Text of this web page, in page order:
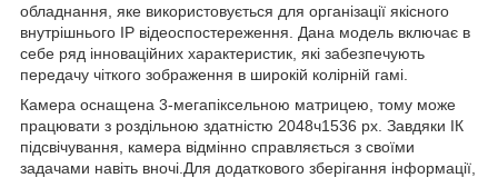
обладнання, яке використовується для організації якісного
внутрішнього IP відеоспостереження. Дана модель включає в
себе ряд інноваційних характеристик, які забезпечують
передачу чіткого зображення в широкій колірній гамі.
Камера оснащена 3-мегапіксельною матрицею, тому може
працювати з роздільною здатністю 2048ч1536 рх. Завдяки ІК
підсвічування, камера відмінно справляється з своїми
задачами навіть вночі.Для додаткового зберігання інформації,